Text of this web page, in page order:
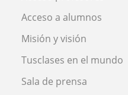
Acceso a alumnos
Misión y visión
Tusclases en el mundo
Sala de prensa